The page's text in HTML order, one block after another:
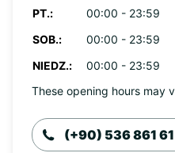
PT.:
00:00 - 23:59
SOB.:
00:00 - 23:59
NIEDZ.:
00:00 - 23:59
These opening hours may
(+90) 536 861